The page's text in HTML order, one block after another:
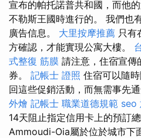
宣布的帕托諾普共和國，而他
不勒斯王國時進行的。 我們也
廣告信息。 大里按摩推薦 只有
方確認，才能實現公寓大樓。
式整復 筋膜 請注意，住宿宣傳
券。 記帳士 證照 住宿可以隨
回這些促銷活動，而無需事先通
外燴 記帳士 職業道德規範 seo
14天阻止指定信用卡上的預訂
Ammoudi-Oia屬於位於城市下